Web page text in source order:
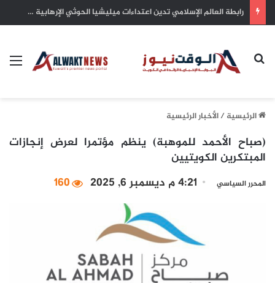
سمو أمير البلاد يهنئ رئيس كوت ديفوار بذكرى الاستقلال لبلاده
بحث عن
الرئيسية/الأخبار الرئيسية
(صباح الأحمد للموهبة) ينظم مؤتمرا لعرض إنجازات
المبتكرين الكويتيين
المحرر السياسي 4:21 م ديسمبر 6, 2025 160